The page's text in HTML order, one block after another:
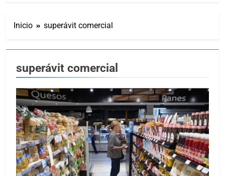
Inicio superávit comercial
superávit comercial